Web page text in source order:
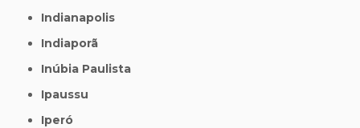
Indianapolis
Indiaporã
Inúbia Paulista
Ipaussu
Iperó